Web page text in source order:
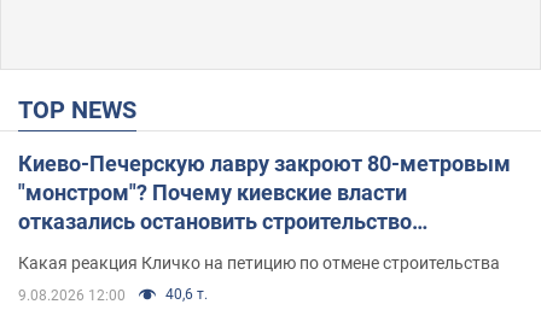
TOP NEWS
Киево-Печерскую лавру закроют 80-метровым
"монстром"? Почему киевские власти
отказались остановить строительство
Какая реакция Кличко на петицию по отмене строительства
9.08.2026 12:00 40,6 т.